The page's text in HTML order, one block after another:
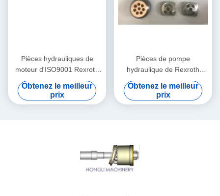
Pièces hydrauliques de
moteur d'ISO9001 Rexroth
pour la pompe pliée par
A6VM107 de boue de boue
Obtenez le meilleur
prix
Pièces de pompe
hydraulique de Rexroth
Rexroth de plate-forme de
forage de gisement de
pétrole pour la pompe pliée
Obtenez le meilleur
prix